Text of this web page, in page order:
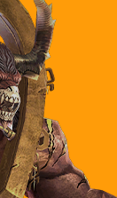
통합 길드전
공성 & 스팟
랭킹
R2Match